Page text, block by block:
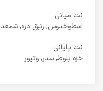
نت میانی
اسطوخدوس, زنبق دره,
نت پایانی
خزه بلوط, سدر, وتیور